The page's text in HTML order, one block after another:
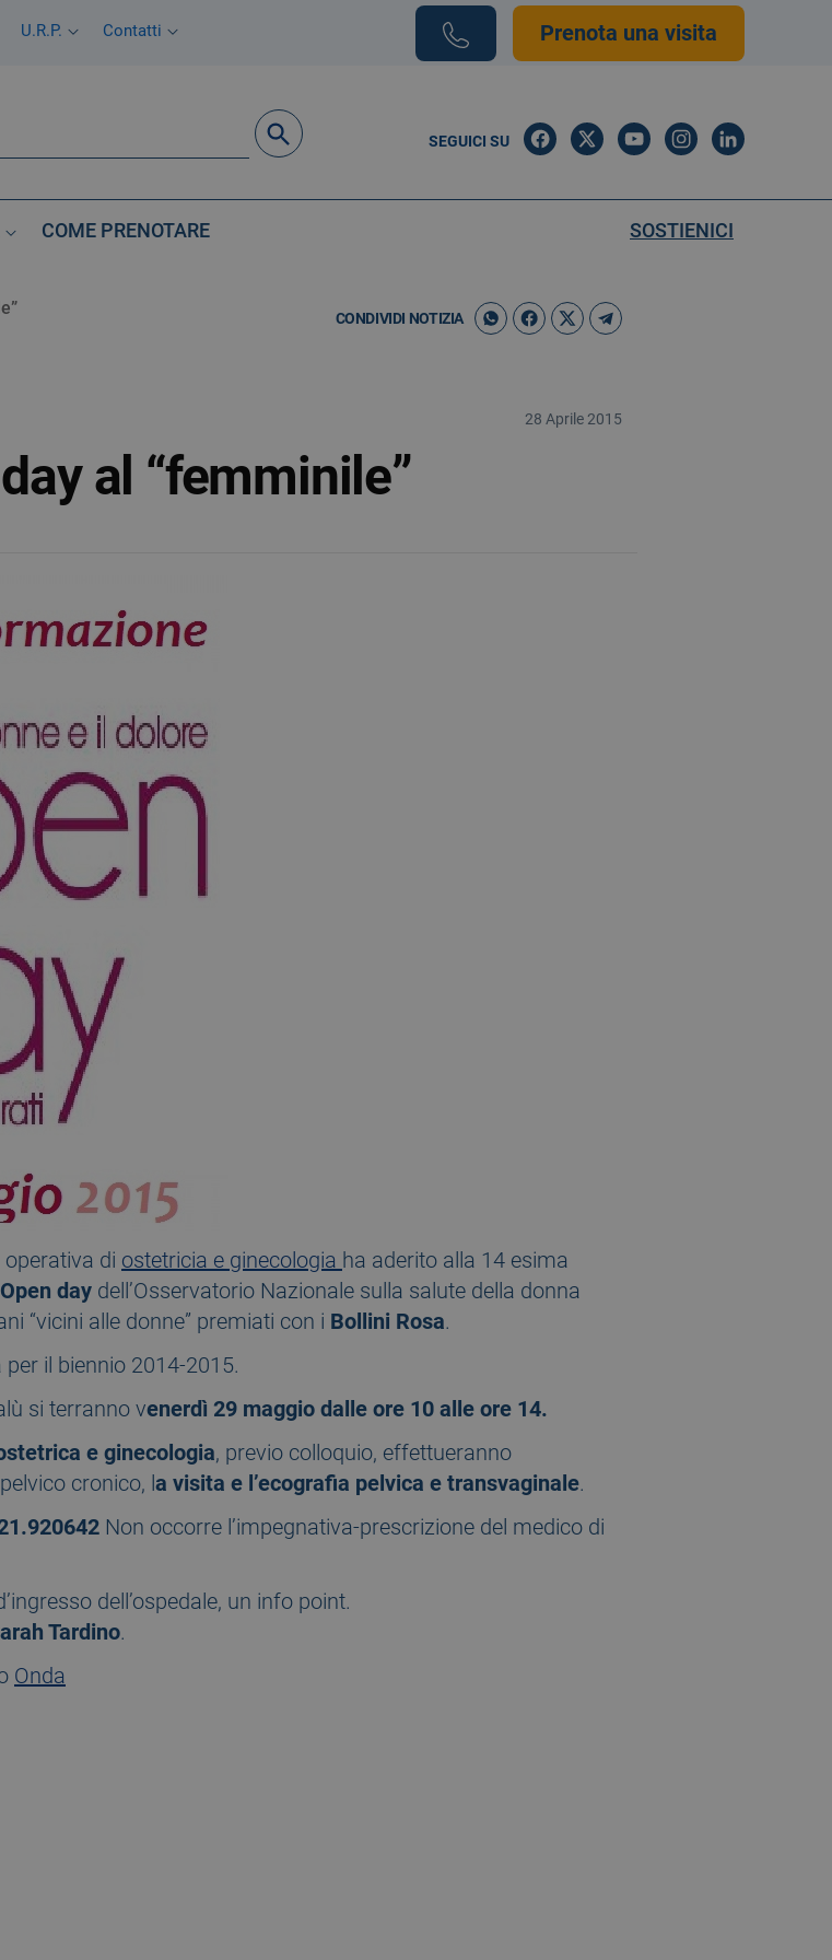
U.R.P. Contatti Prenota una visita
SEGUICI SU
COME PRENOTARE SOSTIENICI
CONDIVIDI NOTIZIA
28 Aprile 2015
al “femminile”
operativa di ostetricia e ginecologia ha aderito alla 14 esima
day dell’Osservatorio Nazionale sulla salute della donna
“vicini alle donne” premiati con i Bollini Rosa.
per il biennio 2014-2015.
si terranno venerdì 29 maggio dalle ore 10 alle ore 14.
e ginecologia, previo colloquio, effettueranno
cronico, la visita e l’ecografia pelvica e transvaginale.
Non occorre l’impegnativa-prescrizione del medico di
dell’ospedale, un info point.
Tardino.
Onda